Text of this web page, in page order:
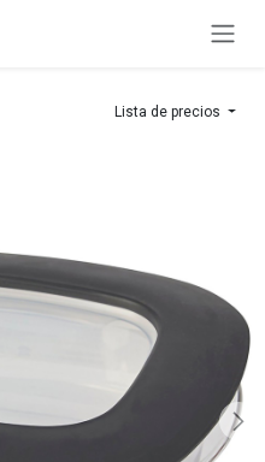
Lista de precios